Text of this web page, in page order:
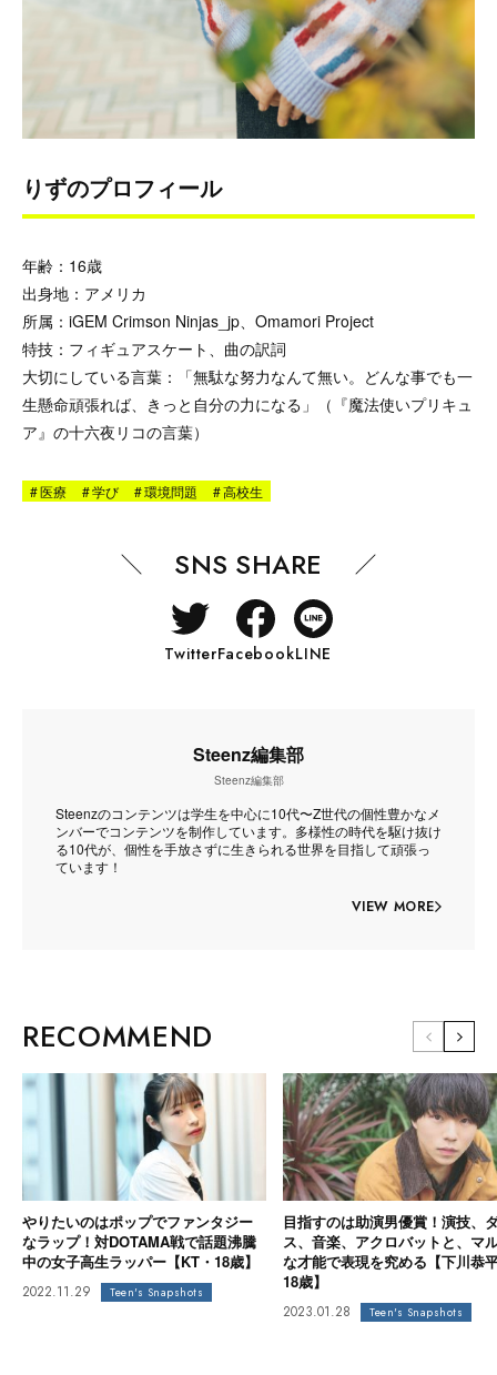
りずのプロフィール
年齢：16歳
出身地：アメリカ
所属：iGEM Crimson Ninjas_jp、Omamori Project
特技：フィギュアスケート、曲の訳詞
大切にしている言葉：「無駄な努力なんて無い。どんな事でも一
生懸命頑張れば、きっと自分の力になる」（『魔法使いプリキュ
ア』の十六夜リコの言葉）
#医療 #学び #環境問題 #高校生
SNS SHARE
TwitterFacebookLINE
Steenz編集部
Steenz編集部
Steenzのコンテンツは学生を中心に10代〜Z世代の個性豊かなメ
ンバーでコンテンツを制作しています。多様性の時代を駆け抜け
る10代が、個性を手放さずに生きられる世界を目指して頑張っ
ています！
VIEW MORE
RECOMMEND
やりたいのはポップでファンタジー
なラップ！対DOTAMA戦で話題沸騰
中の女子高生ラッパー【KT・18歳】
2022.11.29 Teen's Snapshots
目指すのは助演男優賞！演技、
ス、音楽、アクロバットと、マ
な才能で表現を究める【下川恭
18歳】
2023.01.28 Teen's Snapshots